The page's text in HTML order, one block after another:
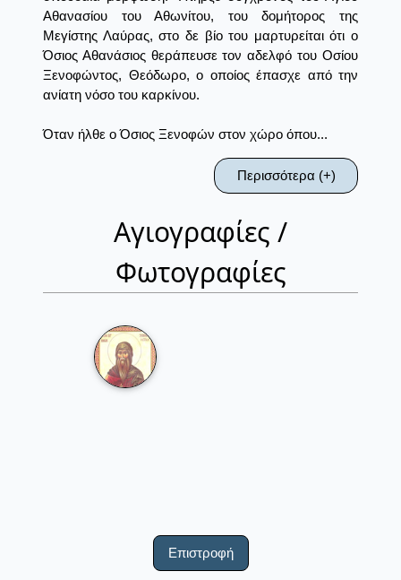
Αθανασίου του Αθωνίτου, του δομήτορος της
Μεγίστης Λαύρας, στο δε βίο του μαρτυρείται ότι ο
Όσιος Αθανάσιος θεράπευσε τον αδελφό του Οσίου
Ξενοφώντος, Θεόδωρο, ο οποίος έπασχε από την
ανίατη νόσο του καρκίνου.
Όταν ήλθε ο Όσιος Ξενοφών στον χώρο όπου...
Περισσότερα (+)
Αγιογραφίες /
Φωτογραφίες
Επιστροφή